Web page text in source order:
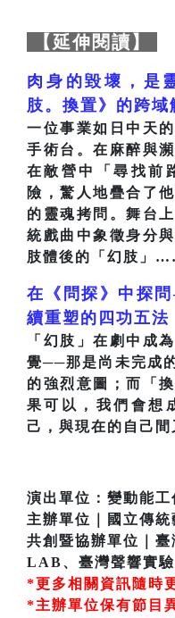
【延伸閱讀】
肉身的毀壞，是
肢。換置》的跨
一位事業如日中天
手術台。在麻醉與
在敵營中「尋找前
險，驚人地疊合了
的靈魂拷問。舞台
統戲曲中象徵身分
肢體後的「幻肢」
在《問探》中探
續重塑的四功五法
「幻肢」在劇中成
覺──那是尚未完成
的強烈意圖；而「
果可以，我們會想
己，與現在的自己間
演出單位：變動能工
主辦單位｜國立傳統
共創暨協辦單位｜
LAB、臺灣聲響實
*更多相關資訊隨時
*主辦單位保有節目